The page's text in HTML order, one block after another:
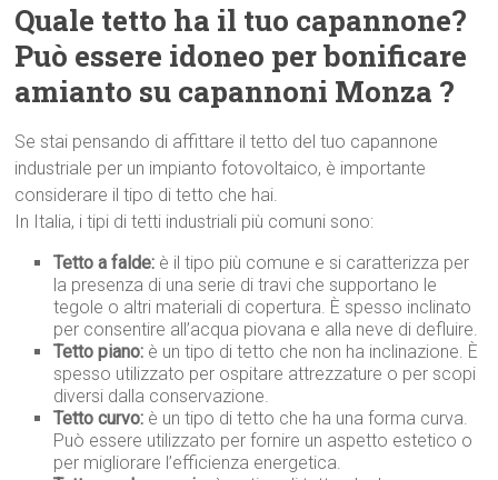
Quale tetto ha il tuo capannone?
Può essere idoneo per bonificare
amianto su capannoni Monza ?
Se stai pensando di affittare il tetto del tuo capannone
industriale per un impianto fotovoltaico, è importante
considerare il tipo di tetto che hai.
In Italia, i tipi di tetti industriali più comuni sono:
Tetto a falde: è il tipo più comune e si caratterizza per
la presenza di una serie di travi che supportano le
tegole o altri materiali di copertura. È spesso inclinato
per consentire all’acqua piovana e alla neve di defluire.
Tetto piano: è un tipo di tetto che non ha inclinazione. È
spesso utilizzato per ospitare attrezzature o per scopi
diversi dalla conservazione.
Tetto curvo: è un tipo di tetto che ha una forma curva.
Può essere utilizzato per fornire un aspetto estetico o
per migliorare l’efficienza energetica.